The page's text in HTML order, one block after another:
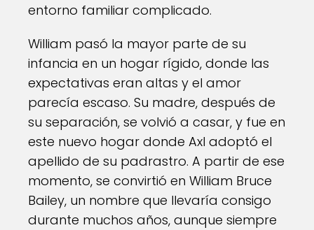
entorno familiar complicado.
William pasó la mayor parte de su
infancia en un hogar rígido, donde las
expectativas eran altas y el amor
parecía escaso. Su madre, después de
su separación, se volvió a casar, y fue en
este nuevo hogar donde Axl adoptó el
apellido de su padrastro. A partir de ese
momento, se convirtió en William Bruce
Bailey, un nombre que llevaría consigo
durante muchos años, aunque siempre